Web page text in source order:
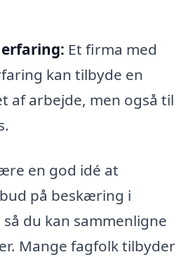
Et firma med
kan tilbyde en
af arbejde, men også til
en god idé at
på beskæring i
du kan sammenligne
Mange fagfolk tilbyder